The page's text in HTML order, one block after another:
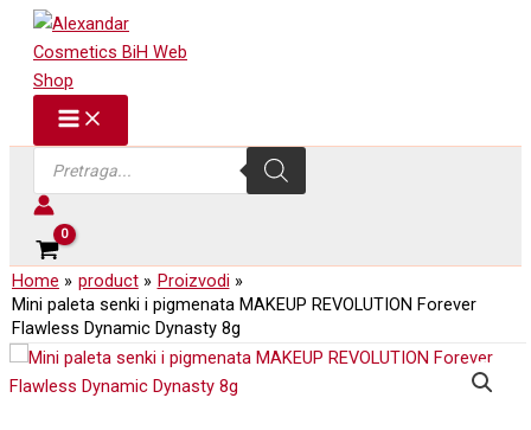
Skip
content
search
Home product
Proizvodi
Mini paleta senki i pigmenata MAKEUP REVOLUTION Forever
Flawless Dynamic Dynasty 8g
pigmenata
MAKEUP
REVOLUTION
Forever
Flawless
Dynamic
Dynasty
količina